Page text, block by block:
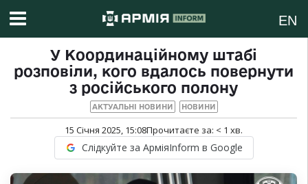
EN
У Координаційному штабі
розповіли, кого вдалось повернути
з російського полону
АКТУАЛЬНІ НОВИНИ НОВИНИ
15 Січня 2025, 15:08Прочитаєте за: < 1 хв.
Слідкуйте за АрміяInform в Google